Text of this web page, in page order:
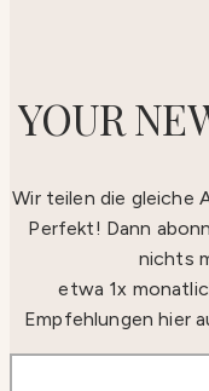
YOUR
Wir teilen die gleiche
Perfekt! Dann
nichts
etwa 1x
Empfehlungen hier